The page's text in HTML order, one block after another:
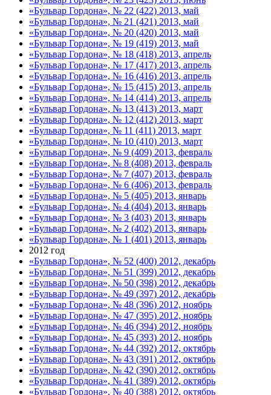
«Бульвар Гордона», № 22 (422) 2013, май
«Бульвар Гордона», № 21 (421) 2013, май
«Бульвар Гордона», № 20 (420) 2013, май
«Бульвар Гордона», № 19 (419) 2013, май
«Бульвар Гордона», № 18 (418) 2013, апрель
«Бульвар Гордона», № 17 (417) 2013, апрель
«Бульвар Гордона», № 16 (416) 2013, апрель
«Бульвар Гордона», № 15 (415) 2013, апрель
«Бульвар Гордона», № 14 (414) 2013, апрель
«Бульвар Гордона», № 13 (413) 2013, март
«Бульвар Гордона», № 12 (412) 2013, март
«Бульвар Гордона», № 11 (411) 2013, март
«Бульвар Гордона», № 10 (410) 2013, март
«Бульвар Гордона», № 9 (409) 2013, февраль
«Бульвар Гордона», № 8 (408) 2013, февраль
«Бульвар Гордона», № 7 (407) 2013, февраль
«Бульвар Гордона», № 6 (406) 2013, февраль
«Бульвар Гордона», № 5 (405) 2013, январь
«Бульвар Гордона», № 4 (404) 2013, январь
«Бульвар Гордона», № 3 (403) 2013, январь
«Бульвар Гордона», № 2 (402) 2013, январь
«Бульвар Гордона», № 1 (401) 2013, январь
2012 год
«Бульвар Гордона», № 52 (400) 2012, декабрь
«Бульвар Гордона», № 51 (399) 2012, декабрь
«Бульвар Гордона», № 50 (398) 2012, декабрь
«Бульвар Гордона», № 49 (397) 2012, декабрь
«Бульвар Гордона», № 48 (396) 2012, ноябрь
«Бульвар Гордона», № 47 (395) 2012, ноябрь
«Бульвар Гордона», № 46 (394) 2012, ноябрь
«Бульвар Гордона», № 45 (393) 2012, ноябрь
«Бульвар Гордона», № 44 (392) 2012, октябрь
«Бульвар Гордона», № 43 (391) 2012, октябрь
«Бульвар Гордона», № 42 (390) 2012, октябрь
«Бульвар Гордона», № 41 (389) 2012, октябрь
«Бульвар Гордона», № 40 (388) 2012, октябрь